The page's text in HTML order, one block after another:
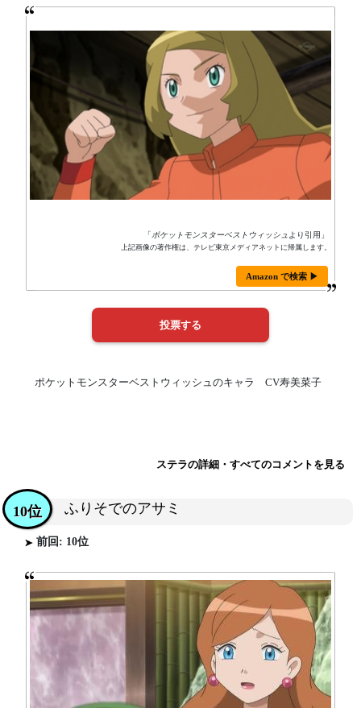
「ポケットモンスターベストウィッシュ より引用」
上記画像の著作権は、テレビ東京メディアネットに帰属します。
Amazon で検索 ▶
ポケットモンスターベストウィッシュのキャラ CV寿美菜子
ステラの詳細・すべてのコメントを見る
ふりそでのアサミ
10位
前回: 10位